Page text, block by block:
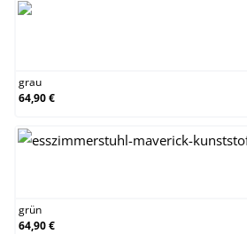
grau
64,90 €
grün
64,90 €